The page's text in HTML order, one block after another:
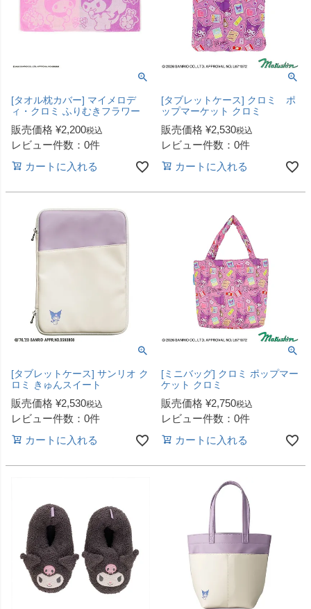
[タオル枕カバー] マイメロデ
ィ・クロミ ふりむきフラワー
販売価格 ¥2,200税込
レビュー件数：0件
カートに入れる
[タブレットケース] クロミ ポ
ップマーケット クロミ
販売価格 ¥2,530税込
レビュー件数：0件
カートに入れる
[タブレットケース] サンリオ ク
ロミ きゅんスイート
販売価格 ¥2,530税込
レビュー件数：0件
カートに入れる
[ミニバッグ] クロミ ポップマー
ケット クロミ
販売価格 ¥2,750税込
レビュー件数：0件
カートに入れる